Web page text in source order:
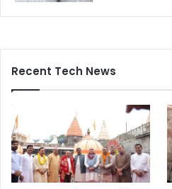
Recent Tech News